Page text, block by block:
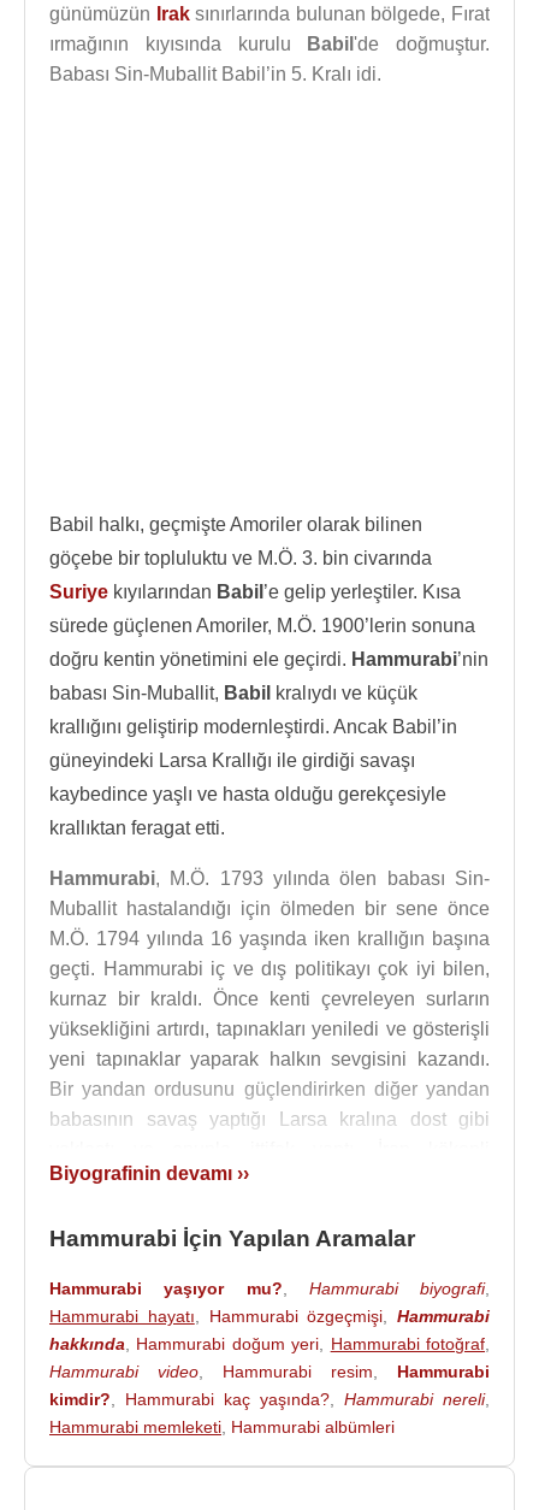
günümüzün
Iraksınırlarında bulunan bölgede, Fırat
ırmağının kıyısında kurulu
Babil 'de doğmuştur.
Babası Sin-Muballit Babil’in 5. Kralı idi.
Babil halkı, geçmişte Amoriler olarak bilinen
göçebe bir topluluktu ve M.Ö. 3. bin civarında
Suriye kıyılarından Babil ’e gelip yerleştiler. Kısa
sürede güçlenen Amoriler, M.Ö. 1900’lerin sonuna
doğru kentin yönetimini ele geçirdi. Hammurabi’nin
babası Sin-Muballit, Babil kralıydı ve küçük
krallığını geliştirip modernleştirdi. Ancak Babil’in
güneyindeki Larsa Krallığı ile girdiği savaşı
kaybedince yaşlı ve hasta olduğu gerekçesiyle
krallıktan feragat etti.
Hammurabi, M.Ö. 1793 yılında ölen babası Sin-
Muballit hastalandığı için ölmeden bir sene önce
M.Ö. 1794 yılında 16 yaşında iken krallığın başına
geçti. Hammurabi iç ve dış politikayı çok iyi bilen,
kurnaz bir kraldı. Önce kenti çevreleyen surların
yüksekliğini artırdı, tapınakları yeniledi ve gösterişli
yeni tapınaklar yaparak halkın sevgisini kazandı.
Bir yandan ordusunu güçlendirirken diğer yandan
babasının savaş yaptığı Larsa kralına dost gibi
Elamlılar,Mezopotamya
onunla birlikte Elamlılar’a saldırdı ve savaşı
M.Ö. 1750 yılına kadar da 44 sene krallığı yönetti.
Hammurabi, M.Ö. 1770 yılında Sümer ve Akkadları
fethederek, Babil İmparatorluğu'nun ilk kralı oldu.
Babil İmparatorluğu Fırat ve Dicle ırmaklarının
arasında kuzeyde de Asur Devleti'nin başkenti
Ninova'ya kadar ulaştı.
Biyografinin devamı ››
Hammurabi İçin Yapılan Aramalar
Hammurabi yaşıyor mu? Hammurabi biyografi,
Hammurabi hayatı
Hammurabi özgeçmişi
Hammurabi
hakkında
Hammurabi doğum yeri Hammurabi fotoğraf
Hammurabi video
Hammurabi resim
Hammurabi
kimdir?
Hammurabi kaç yaşında? Hammurabi nereli,
Hammurabi memleketi Hammurabi albümleri